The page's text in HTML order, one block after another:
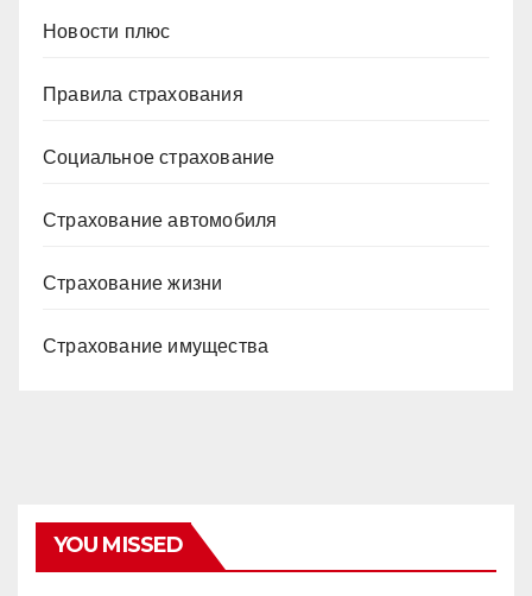
Новости плюс
Правила страхования
Социальное страхование
Страхование автомобиля
Страхование жизни
Страхование имущества
YOU MISSED